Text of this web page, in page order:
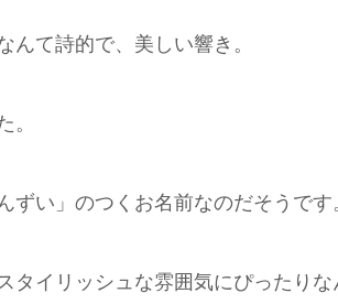
んて詩的で、美しい響き。
。
ずい」のつくお名前なのだそうです
タイリッシュな雰囲気にぴったりな